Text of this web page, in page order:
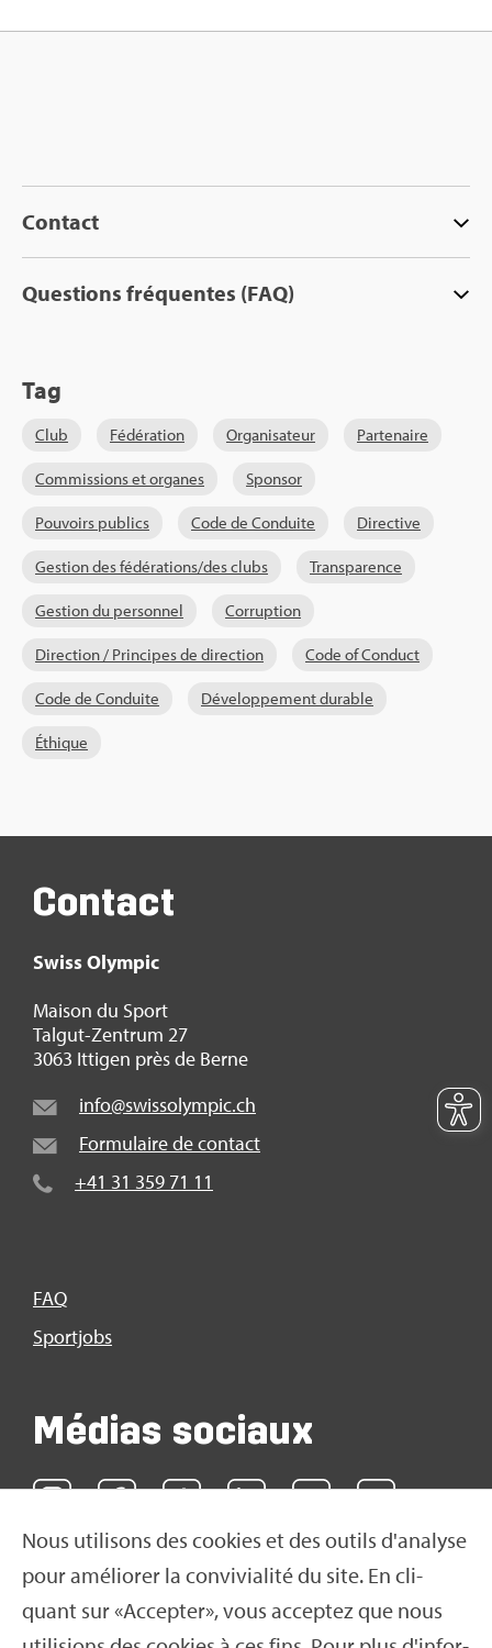
Contact
Ques­tions fré­quentes (FAQ)
Tag
Club Fédé­ra­tion Orga­ni­sa­teur Par­te­naire
Com­mis­sions et organes Spon­sor
Pou­voirs publics Code de Conduite Direc­tive
Ges­tion des fédé­ra­tions/des clubs Trans­pa­rence
Ges­tion du per­son­nel Cor­rup­tion
Direc­tion / Prin­cipes de direc­tion Code of Conduct
Code de Conduite Déve­lop­pe­ment durable
Éthique
Nous uti­li­sons des cookies et des outils d'ana­lyse
pour amé­lio­rer la convi­via­lité du site. En cli­
quant sur «Accep­ter», vous accep­tez que nous
Contact
Swiss Olym­pic
Mai­son du Sport
Tal­gut-Zen­trum 27
3063 Itti­gen près de Berne
info@​swi​ssol​ympi​c.​ch
For­mu­laire de contact
+41 31 359 71 11
FAQ
Sport­jobs
Médias sociaux